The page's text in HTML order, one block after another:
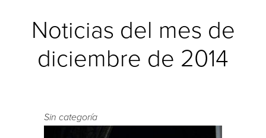
Noticias del mes de
diciembre de 2014
Sin categoría